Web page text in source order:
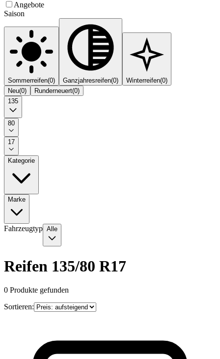
Angebote
Saison
Sommerreifen(0) Ganzjahresreifen(0) Winterreifen(0)
Neu(0) Runderneuert(0)
135
80
17
Kategorie
Marke
Fahrzeugtyp Alle
Reifen 135/80 R17
0 Produkte gefunden
Sortieren: